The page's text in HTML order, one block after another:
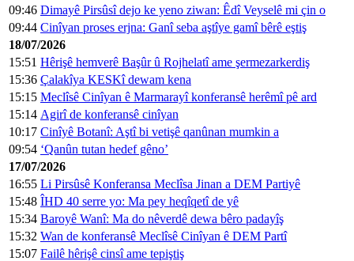
09:46 Dimayê Pirsûsî dejo ke yeno ziwan: Êdî Veyselê mi çin o
09:44 Cinîyan proses erjna: Ganî seba aştîye gamî bêrê eştiş
18/07/2026
15:51 Hêrişê hemverê Başûr û Rojhelatî ame şermezarkerdiş
15:36 Çalakîya KESKî dewam kena
15:15 Meclîsê Cinîyan ê Marmarayî konferansê herêmî pê ard
15:14 Agirî de konferansê cinîyan
10:17 Cinîyê Botanî: Aştî bi vetişê qanûnan mumkin a
09:54 ‘Qanûn tutan hedef gêno’
17/07/2026
16:55 Li Pirsûsê Konferansa Meclîsa Jinan a DEM Partiyê
15:48 ÎHD 40 serre yo: Ma pey heqîqetî de yê
15:34 Baroyê Wanî: Ma do nêverdê dewa bêro padayîş
15:32 Wan de konferansê Meclîsê Cinîyan ê DEM Partî
15:07 Failê hêrişê cinsî ame tepiştiş